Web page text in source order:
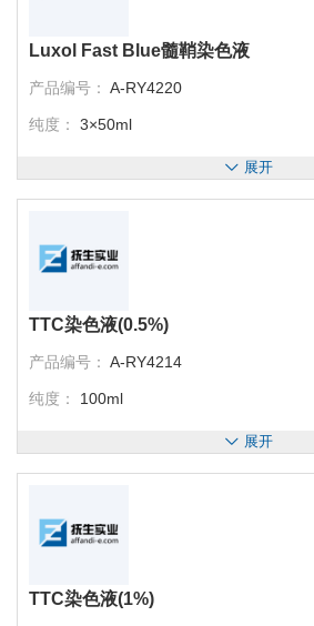
Luxol Fast Blue髓鞘染色液
产品编号： A-RY4220
纯度： 3×50ml
展开
TTC染色液(0.5%)
产品编号： A-RY4214
纯度： 100ml
展开
TTC染色液(1%)